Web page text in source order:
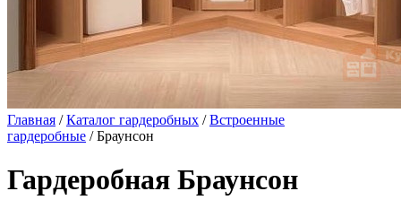
Главная /Каталог гардеробных /Встроенные
гардеробные / Браунсон
Гардеробная Браунсон